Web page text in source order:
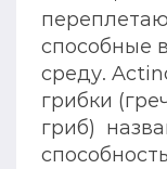
способные
среду.
грибки
гриб)